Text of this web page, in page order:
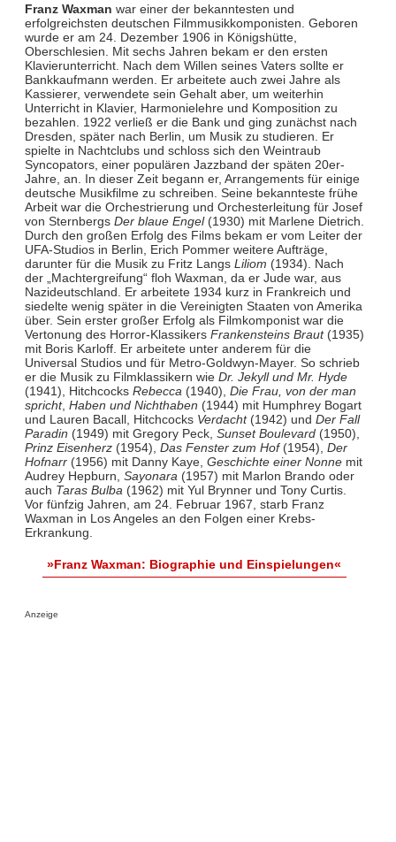
Franz Waxman war einer der bekanntesten und
erfolgreichsten deutschen Filmmusikkomponisten. Geboren
wurde er am 24. Dezember 1906 in Königshütte,
Oberschlesien. Mit sechs Jahren bekam er den ersten
Klavierunterricht. Nach dem Willen seines Vaters sollte er
Bankkaufmann werden. Er arbeitete auch zwei Jahre als
Kassierer, verwendete sein Gehalt aber, um weiterhin
Unterricht in Klavier, Harmonielehre und Komposition zu
bezahlen. 1922 verließ er die Bank und ging zunächst nach
Dresden, später nach Berlin, um Musik zu studieren. Er
spielte in Nachtclubs und schloss sich den Weintraub
Syncopators, einer populären Jazzband der späten 20er-
Jahre, an. In dieser Zeit begann er, Arrangements für einige
deutsche Musikfilme zu schreiben. Seine bekannteste frühe
Arbeit war die Orchestrierung und Orchesterleitung für Josef
von Sternbergs Der blaue Engel(1930) mit Marlene Dietrich.
Durch den großen Erfolg des Films bekam er vom Leiter der
UFA-Studios in Berlin, Erich Pommer weitere Aufträge,
darunter für die Musik zu Fritz Langs Liliom (1934). Nach
der „Machtergreifung“ floh Waxman, da er Jude war, aus
Nazideutschland. Er arbeitete 1934 kurz in Frankreich und
siedelte wenig später in die Vereinigten Staaten von Amerika
über. Sein erster großer Erfolg als Filmkomponist war die
Vertonung des Horror-KlassikersFrankensteins Braut(1935)
mit Boris Karloff. Er arbeitete unter anderem für die
Universal Studios und für Metro-Goldwyn-Mayer. So schrieb
er die Musik zu Filmklassikern wie Dr. Jekyll und Mr. Hyde
(1941), Hitchcocks Rebecca (1940), Die Frau, von der man
spricht, Haben und Nichthaben (1944) mit Humphrey Bogart
und Lauren Bacall, Hitchcocks Verdacht(1942) und Der Fall
Paradin (1949) mit Gregory Peck, Sunset Boulevard(1950),
Prinz Eisenherz(1954), Das Fenster zum Hof(1954), Der
Hofnarr(1956) mit Danny Kaye, Geschichte einer Nonnemit
Audrey Hepburn, Sayonara (1957) mit Marlon Brando oder
auch Taras Bulba (1962) mit Yul Brynner und Tony Curtis.
Vor fünfzig Jahren, am 24. Februar 1967, starb Franz
Waxman in Los Angeles an den Folgen einer Krebs-
Erkrankung.
»Franz Waxman: Biographie und Einspielungen«
Anzeige